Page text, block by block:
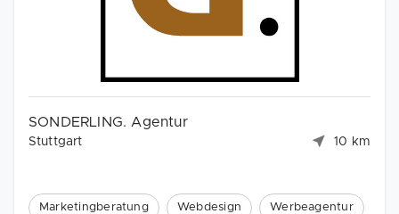
SONDERLING. Agentur
Stuttgart 10 km
Marketingberatung Webdesign Werbeagentur